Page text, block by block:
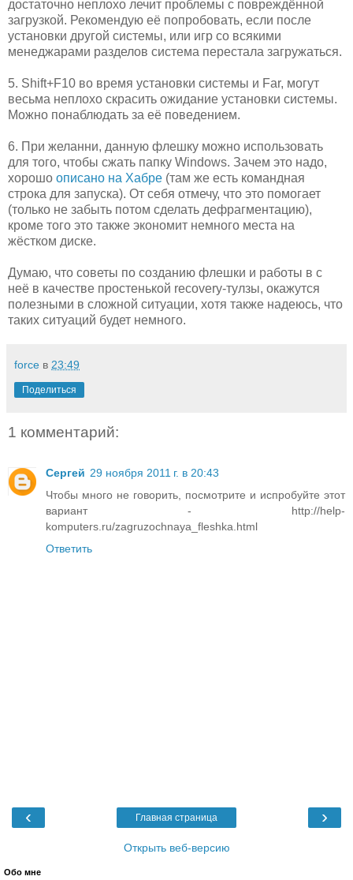
достаточно неплохо лечит проблемы с повреждённой
загрузкой. Рекомендую её попробовать, если после
установки другой системы, или игр со всякими
менеджарами разделов система перестала загружаться.
5. Shift+F10 во время установки системы и Far, могут
весьма неплохо скрасить ожидание установки системы.
Можно понаблюдать за её поведением.
6. При желанни, данную флешку можно использовать
для того, чтобы сжать папку Windows. Зачем это надо,
хорошо описано на Хабре (там же есть командная
строка для запуска). От себя отмечу, что это помогает
(только не забыть потом сделать дефрагментацию),
кроме того это также экономит немного места на
жёстком диске.
Думаю, что советы по созданию флешки и работы в с
неё в качестве простенькой recovery-тулзы, окажутся
полезными в сложной ситуации, хотя также надеюсь, что
таких ситуаций будет немного.
force в 23:49
Поделиться
1 комментарий:
Сергей 29 ноября 2011 г. в 20:43
Чтобы много не говорить, посмотрите и испробуйте этот
вариант - http://help-
komputers.ru/zagruzochnaya_fleshka.html
Ответить
‹ ›
Главная страница
Открыть веб-версию
Обо мне